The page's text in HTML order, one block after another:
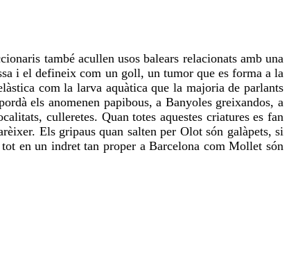
també acullen usos balears relacionats amb una
i el defineix com un goll, un tumor que es forma a la
comla larva aquàtica que la majoria de parlants
els anomenen papibous, a Banyoles greixandos, a
culleretes. Quan totes aquestes criatures es fan
Els gripaus quan salten per Olot són galàpets, si
en un indret tan proper a Barcelona com Mollet són